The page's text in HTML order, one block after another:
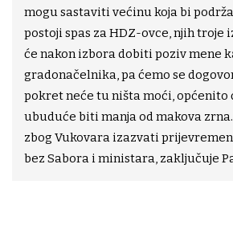
mogu sastaviti većinu koja bi
postoji spas za HDZ-ovce, njih troje
će nakon izbora dobiti poziv mene
gradonačelnika, pa ćemo se
pokret neće tu ništa moći, općenito
ubuduće biti manja od makova
zbog Vukovara izazvati
bez Sabora i ministara, zaključuje